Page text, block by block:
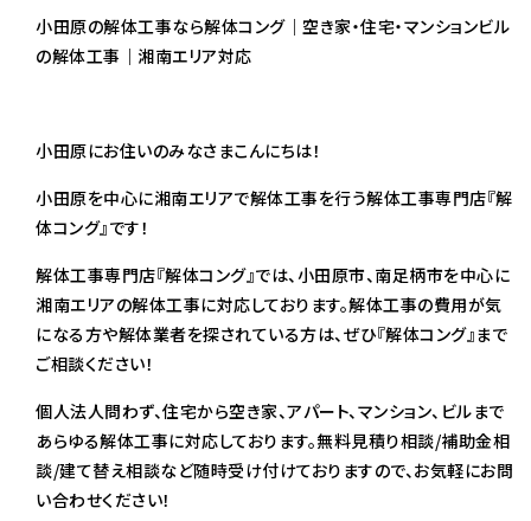
小田原の解体工事なら解体コング｜空き家・住宅・マンションビル
の解体工事｜湘南エリア対応
小田原にお住いのみなさまこんにちは！
小田原を中心に湘南エリアで解体工事を行う解体工事専門店『解
体コング』です！
解体工事専門店『解体コング』では、小田原市、南足柄市を中心に
湘南エリアの解体工事に対応しております。解体工事の費用が気
になる方や解体業者を探されている方は、ぜひ『解体コング』まで
ご相談ください！
個人法人問わず、住宅から空き家、アパート、マンション、ビルまで
あらゆる解体工事に対応しております。無料見積り相談/補助金相
談/建て替え相談など随時受け付けておりますので、お気軽にお問
い合わせください！